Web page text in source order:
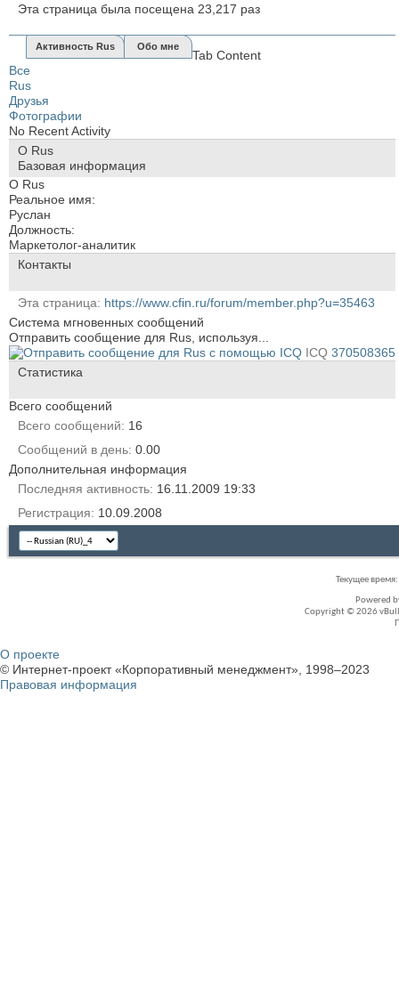
Эта страница была посещена 23,217 раз
Активность Rus Обо мне
Tab Content
Все
Rus
Друзья
Фотографии
No Recent Activity
О Rus
Базовая информация
О Rus
Реальное имя:
Руслан
Должность:
Маркетолог-аналитик
Контакты
Эта страница
https://www.cfin.ru/forum/member.php?u=35463
Система мгновенных сообщений
Отправить сообщение для Rus, используя...
ICQ 370508365
Статистика
Всего сообщений
Всего сообщений
16
Сообщений в день 0.00
Дополнительная информация
Последняя активность 16.11.2009 19:33
Регистрация
10.09.2008
Текущее время:
Powered
Copyright © 2026
О проекте
© Интернет-проект «Корпоративный менеджмент», 1998–2023
Правовая информация